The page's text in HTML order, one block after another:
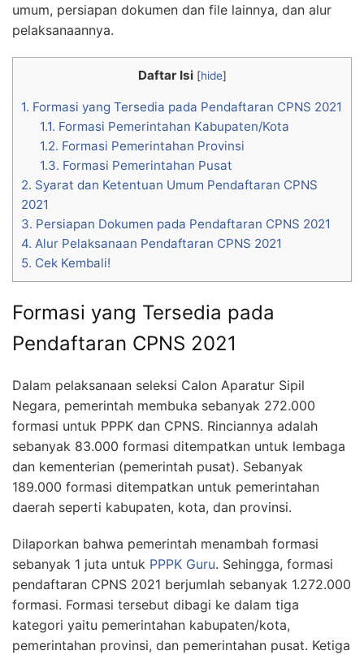
umum, persiapan dokumen dan file lainnya, dan alur
pelaksanaannya.
Daftar Isi [hide]
1. Formasi yang Tersedia pada Pendaftaran CPNS 2021
1.1. Formasi Pemerintahan Kabupaten/Kota
1.2. Formasi Pemerintahan Provinsi
1.3. Formasi Pemerintahan Pusat
2. Syarat dan Ketentuan Umum Pendaftaran CPNS
2021
3. Persiapan Dokumen pada Pendaftaran CPNS 2021
4. Alur Pelaksanaan Pendaftaran CPNS 2021
5. Cek Kembali!
Formasi yang Tersedia pada
Pendaftaran CPNS 2021
Dalam pelaksanaan seleksi Calon Aparatur Sipil
Negara, pemerintah membuka sebanyak 272.000
formasi untuk PPPK dan CPNS. Rinciannya adalah
sebanyak 83.000 formasi ditempatkan untuk lembaga
dan kementerian (pemerintah pusat). Sebanyak
189.000 formasi ditempatkan untuk pemerintahan
daerah seperti kabupaten, kota, dan provinsi.
Dilaporkan bahwa pemerintah menambah formasi
sebanyak 1 juta untuk PPPK Guru. Sehingga, formasi
pendaftaran CPNS 2021 berjumlah sebanyak 1.272.000
formasi. Formasi tersebut dibagi ke dalam tiga
kategori yaitu pemerintahan kabupaten/kota,
pemerintahan provinsi, dan pemerintahan pusat. Ketiga